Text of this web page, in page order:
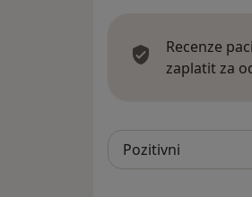
Recenze
zaplatit za